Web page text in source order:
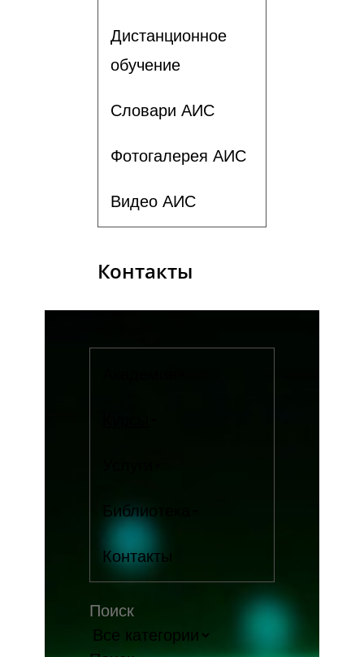
Дистанционное
обучение
Словари АИС
Фотогалерея АИС
Видео АИС
Контакты
Библиотека
Контакты